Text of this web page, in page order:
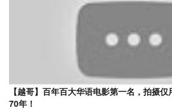
【越哥】百年百大华语电影第一名，拍摄
70年！